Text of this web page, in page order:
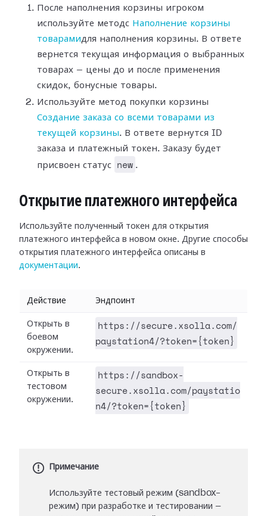
После наполнения корзины игроком
используйте методс Наполнение корзины
товарамидля наполнения корзины. В ответе
вернется текущая информация о выбранных
товарах — цены до и после применения
скидок, бонусные товары.
Используйте метод покупки корзины
Создание заказа со всеми товарами из
текущей корзины. В ответе вернутся ID
заказа и платежный токен. Заказу будет
присвоен статус
new .
Открытие платежного интерфейса
Используйте полученный токен для открытия
платежного интерфейса в новом окне. Другие способы
открытия платежного интерфейса описаны в
документации.
Действие Эндпоинт
Открыть в
боевом
окружении.
https://secure.xsolla.com/
paystation4/?token={token}
Открыть в
тестовом
окружении.
https://sandbox-
secure.xsolla.com/paystatio
n4/?token={token}
Примечание
Используйте тестовый режим (sandbox-
режим) при разработке и тестировании —